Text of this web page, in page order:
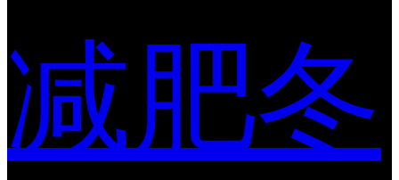
减肥冬